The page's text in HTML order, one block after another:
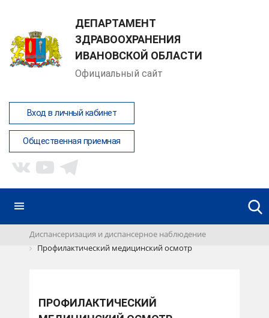
ДЕПАРТАМЕНТ
ЗДРАВООХРАНЕНИЯ
ИВАНОВСКОЙ ОБЛАСТИ
Официальный сайт
Вход в личный кабинет
Общественная приемная
Диспансеризация и диспансерное наблюдение
Профилактический медицинский осмотр
ПРОФИЛАКТИЧЕСКИЙ